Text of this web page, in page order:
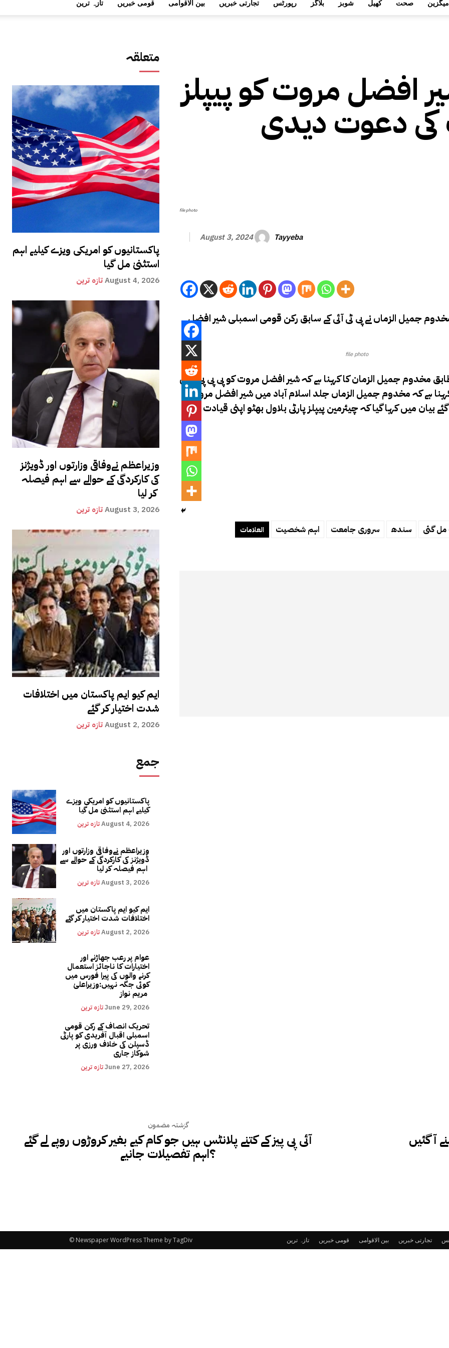
تازہ ترین قومی خبریں بین الاقوامی تجارتی خبریں رپورٹس بلاگز شوبز کھیل صحت میگزین
متعلقہ
پاکستانیوں کو امریکی ویزے کیلیے اہم
استثنیٰ مل گیا
تازہ ترینAugust 4, 2026
وزیراعظم نےوفاقی وزارتوں اور ڈویژنز
کی کارکردگی کے حوالے سے اہم فیصلہ
کر لیا
تازہ ترینAugust 3, 2026
ایم کیو ایم پاکستان میں اختلافات
شدت اختیار کر گئے
تازہ ترینAugust 2, 2026
جمع
پاکستانیوں کو امریکی ویزے
کیلیے اہم استثنیٰ مل گیا
تازہ ترینAugust 4, 2026
وزیراعظم نےوفاقی وزارتوں اور
ڈویژنز کی کارکردگی کے حوالے سے
تازہ ترینAugust 3, 2026
ایم کیو ایم پاکستان میں
اختلافات شدت اختیار کر گئے
تازہ ترینAugust 2, 2026
عوام پر رعب جھاڑنے اور
اختیارات کا ناجائز استعمال
کرنے والوں کی پیرا فورس میں
کوئی جگہ نہیں:وزیراعلیٰ
تازہ ترینJune 29, 2026
تحریک انصاف کے رکن قومی
اسمبلی اقبال آفریدی کو پارٹی
ڈسپلن کی خلاف ورزی پر
شوکاز جاری
تازہ ترینJune 27, 2026
افضل مروت کو پیپلز
کی دعوت دیدی
file photo
August 3, 2024 Tayyeba
جمیل الزماں نے پی ٹی آئی کے سابق رکن قومی اسمبلی شیر افضل
file photo
مخدوم جمیل الزمان کا کہنا ہے کہ شیر افضل مروت کو پی پی پی میں
ہے کہ مخدوم جمیل الزماں جلد اسلام آباد میں شیر افضل مروت
میں کہا گیا کہ چیئرمین پیپلز پارٹی بلاول بھٹو اپنی قیادت میں
العلامات اہم شخصیت سروری جامعت سندھ مل گئی
گزشتہ مضمون
آئی پی پیز کے کتنے پلانٹس ہیں جو کام کیے بغیر کروڑوں روپے لے گئے
؟اہم تفصیلات جانیے
آ گئیں
تازہ ترین قومی خبریں بین الاقوامی تجارتی خبریں © Newspaper WordPress Theme by TagDiv